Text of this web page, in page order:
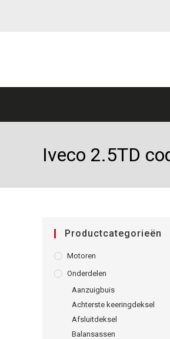
Iveco 2.5TD
Productcategorieën
Motoren
Onderdelen
Aanzuigbuis
Achterste keeringdeksel
Afsluitdeksel
Balansassen